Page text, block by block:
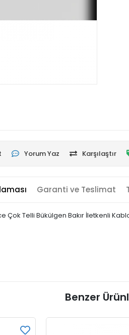
Yorum Yaz Karşılaştır
Garanti ve Teslimat
Çok Telli Bükülgen Bakır İletkenli
Benzer